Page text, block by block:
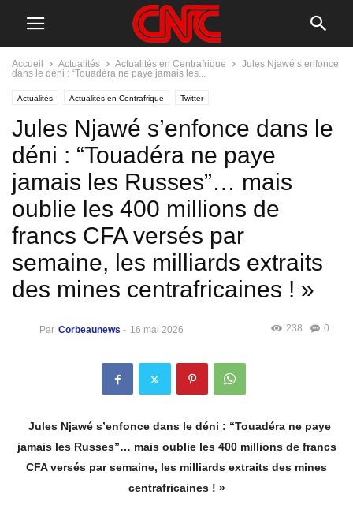
Accueil Actualités Actualités en Centrafrique
Jules Njawé s’enfonce
dans le déni : “Touadéra ne paye jamais les...
Actualités Actualités en Centrafrique Twitter
Jules Njawé s’enfonce dans le
déni : “Touadéra ne paye
jamais les Russes”… mais
oublie les 400 millions de
francs CFA versés par
semaine, les milliards extraits
des mines centrafricaines ! »
Par Corbeaunews - 16 mai 2026 0
238
Jules Njawé s’enfonce dans le déni : “Touadéra ne paye
jamais les Russes”… mais oublie les 400 millions de francs
CFA versés par semaine, les milliards extraits des mines
centrafricaines ! »